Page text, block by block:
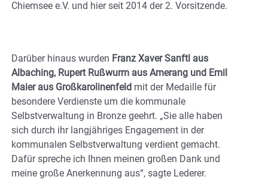
Chiemsee e.V. und hier seit 2014 der 2. Vorsitzende.
Darüber hinaus wurden Franz Xaver Sanftl aus
Albaching, Rupert Rußwurm aus Amerang und Emil
Maier aus Großkarolinenfeld mit der Medaille für
besondere Verdienste um die kommunale
Selbstverwaltung in Bronze geehrt. „Sie alle haben
sich durch ihr langjähriges Engagement in der
kommunalen Selbstverwaltung verdient gemacht.
Dafür spreche ich Ihnen meinen großen Dank und
meine große Anerkennung aus“, sagte Lederer.